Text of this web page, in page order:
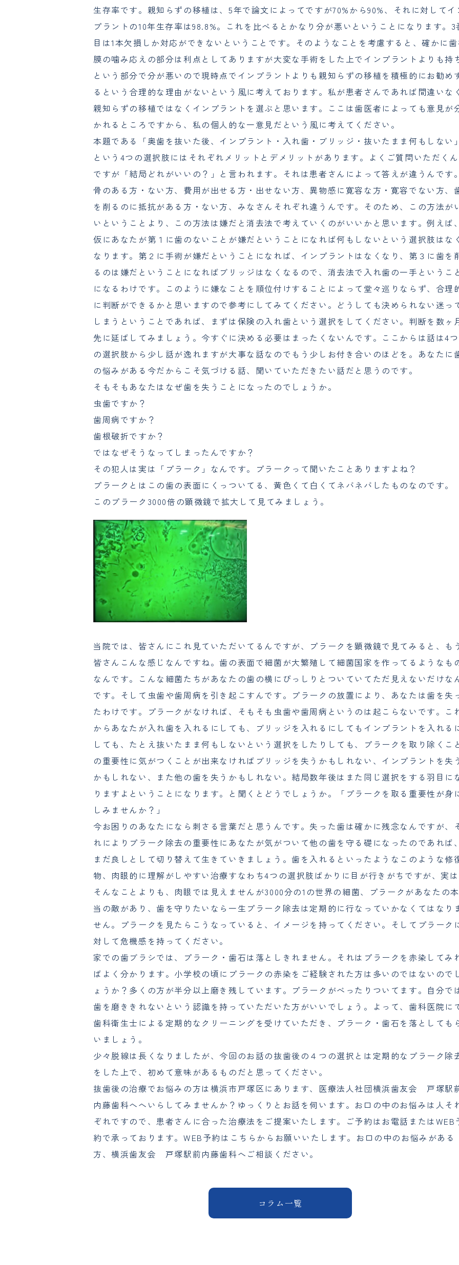
生存率です。親知らずの移植は、5年で論文によってですが70%から90%、それに対してイ
プラントの10年生存率は98.8%。これを比べるとかなり分が悪いということになります。3
目は1本欠損しか対応ができないということです。そのようなことを考慮すると、確かに
膜の噛み応えの部分は利点としてありますが大変な手術をした上でインプラントよりも持
という部分で分が悪いので現時点でインプラントよりも親知らずの移植を積極的にお勧め
るという合理的な理由がないという風に考えております。私が患者さんであれば間違いなく
親知らずの移植ではなくインプラントを選ぶと思います。ここは歯医者によっても意見が
かれるところですから、私の個人的な一意見だという風に考えてください。
本題である「奥歯を抜いた後、インプラント・入れ歯・ブリッジ・抜いたまま何もしない」
という4つの選択肢にはそれぞれメリットとデメリットがあります。よくご質問いただくん
ですが「結局どれがいいの？」と言われます。それは患者さんによって答えが違うんです。
骨のある方・ない方、費用が出せる方・出せない方、異物感に寛容な方・寛容でない方、
を削るのに抵抗がある方・ない方、みなさんそれぞれ違うんです。そのため、この方法が
いということより、この方法は嫌だと消去法で考えていくのがいいかと思います。例えば、
仮にあなたが第１に歯のないことが嫌だということになれば何もしないという選択肢はなく
なります。第２に手術が嫌だということになれば、インプラントはなくなり、第３に歯を
るのは嫌だということになればブリッジはなくなるので、消去法で入れ歯の一手というこ
になるわけです。このように嫌なことを順位付けすることによって堂々巡りならず、合理
に判断ができるかと思いますので参考にしてみてください。どうしても決められない迷っ
しまうということであれば、まずは保険の入れ歯という選択をしてください。判断を数ヶ
先に延ばしてみましょう。今すぐに決める必要はまったくないんです。ここからは話は4つ
の選択肢から少し話が逸れますが大事な話なのでもう少しお付き合いのほどを。あなたに
の悩みがある今だからこそ気づける話、聞いていただきたい話だと思うのです。
そもそもあなたはなぜ歯を失うことになったのでしょうか。
虫歯ですか？
歯周病ですか？
歯根破折ですか？
ではなぜそうなってしまったんですか？
その犯人は実は「プラーク」なんです。プラークって聞いたことありますよね？
プラークとはこの歯の表面にくっついてる、黄色くて白くてネバネバしたものなのです。
このプラーク3000倍の顕微鏡で拡大して見てみましょう。
当院では、皆さんにこれ見ていただいてるんですが、プラークを顕微鏡で見てみると、もう
皆さんこんな感じなんですね。歯の表面で細菌が大繁殖して細菌国家を作ってるようなも
なんです。こんな細菌たちがあなたの歯の横にびっしりとついていてただ見えないだけな
です。そして虫歯や歯周病を引き起こすんです。プラークの放置により、あなたは歯を失
たわけです。プラークがなければ、そもそも虫歯や歯周病というのは起こらないです。こ
からあなたが入れ歯を入れるにしても、ブリッジを入れるにしてもインプラントを入れる
しても、たとえ抜いたまま何もしないという選択をしたりしても、プラークを取り除くこ
の重要性に気がつくことが出来なければブリッジを失うかもしれない、インプラントを失う
かもしれない、また他の歯を失うかもしれない。結局数年後はまた同じ選択をする羽目に
りますよということになります。と聞くとどうでしょうか。「プラークを取る重要性が身
しみませんか？」
今お困りのあなたになら刺さる言葉だと思うんです。失った歯は確かに残念なんですが、
れによりプラーク除去の重要性にあなたが気がついて他の歯を守る礎になったのであれば、
まだ良しとして切り替えて生きていきましょう。歯を入れるといったようなこのような修
物、肉眼的に理解がしやすい治療すなわち4つの選択肢ばかりに目が行きがちですが、実は
そんなことよりも、肉眼では見えませんが3000分の1の世界の細菌、プラークがあなたの本
当の敵があり、歯を守りたいなら一生プラーク除去は定期的に行なっていかなくてはなり
せん。プラークを見たらこうなっていると、イメージを持ってください。そしてプラーク
対して危機感を持ってください。
家での歯ブラシでは、プラーク・歯石は落としきれません。それはプラークを赤染してみ
ばよく分かります。小学校の頃にプラークの赤染をご経験された方は多いのではないので
ょうか？多くの方が半分以上磨き残しています。プラークがべったりついてます。自分で
歯を磨ききれないという認識を持っていただいた方がいいでしょう。よって、歯科医院に
歯科衛生士による定期的なクリーニングを受けていただき、プラーク・歯石を落としても
いましょう。
少々脱線は長くなりましたが、今回のお話の抜歯後の４つの選択とは定期的なプラーク除
をした上で、初めて意味があるものだと思ってください。
抜歯後の治療でお悩みの方は横浜市戸塚区にあります、医療法人社団横浜歯友会 戸塚駅
内藤歯科へへいらしてみませんか？ゆっくりとお話を伺います。お口の中のお悩みは人そ
ぞれですので、患者さんに合った治療法をご提案いたします。ご予約はお電話またはWEB
約で承っております。WEB予約は こちら からお願いいたします。お口の中のお悩みがある
方、横浜歯友会 戸塚駅前内藤歯科へご相談ください。
コラム一覧